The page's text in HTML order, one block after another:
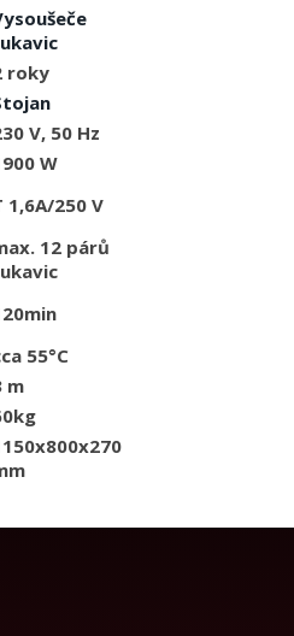
roky
V, 50 Hz
W
1,6A/250 V
12 párů
55°C
m